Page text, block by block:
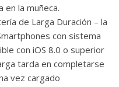
en la muñeca.
de Larga Duración – la
con sistema
con iOS 8.0 o superior
tarda en completarse
vez cargado